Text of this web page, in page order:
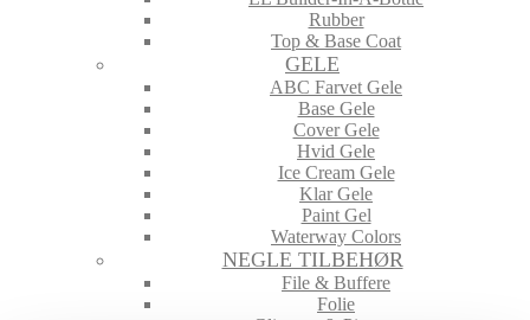
Rubber
Top & Base Coat
GELE
ABC Farvet Gele
Base Gele
Cover Gele
Hvid Gele
Ice Cream Gele
Klar Gele
Paint Gel
Waterway Colors
NEGLE TILBEHØR
File & Buffere
Folie